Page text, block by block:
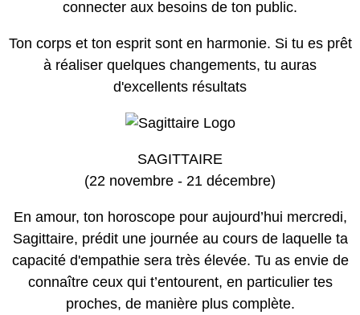
connecter aux besoins de ton public.
Ton corps et ton esprit sont en harmonie. Si tu es prêt
à réaliser quelques changements, tu auras
d'excellents résultats
SAGITTAIRE
(22 novembre - 21 décembre)
En amour, ton horoscope pour aujourd’hui mercredi,
Sagittaire, prédit une journée au cours de laquelle ta
capacité d'empathie sera très élevée. Tu as envie de
connaître ceux qui t’entourent, en particulier tes
proches, de manière plus complète.